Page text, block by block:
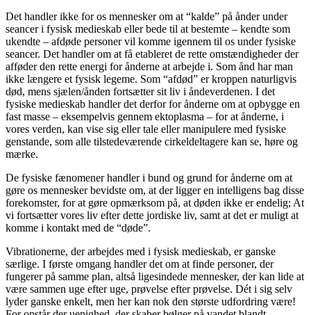
Det handler ikke for os mennesker om at “kalde” på ånder under
seancer i fysisk medieskab eller bede til at bestemte – kendte som
ukendte – afdøde personer vil komme igennem til os under fysiske
seancer. Det handler om at få etableret de rette omstændigheder der
afføder den rette energi for ånderne at arbejde i. Som ånd har man
ikke længere et fysisk legeme. Som “afdød” er kroppen naturligvis
død, mens sjælen/ånden fortsætter sit liv i åndeverdenen. I det
fysiske medieskab handler det derfor for ånderne om at opbygge en
fast masse – eksempelvis gennem ektoplasma – for at ånderne, i
vores verden, kan vise sig eller tale eller manipulere med fysiske
genstande, som alle tilstedeværende cirkeldeltagere kan se, høre og
mærke.
De fysiske fænomener handler i bund og grund for ånderne om at
gøre os mennesker bevidste om, at der ligger en intelligens bag disse
forekomster, for at gøre opmærksom på, at døden ikke er endelig; At
vi fortsætter vores liv efter dette jordiske liv, samt at det er muligt at
komme i kontakt med de “døde”.
Vibrationerne, der arbejdes med i fysisk medieskab, er ganske
særlige. I første omgang handler det om at finde personer, der
fungerer på samme plan, altså ligesindede mennesker, der kan lide at
være sammen uge efter uge, prøvelse efter prøvelse. Dét i sig selv
lyder ganske enkelt, men her kan nok den største udfordring være!